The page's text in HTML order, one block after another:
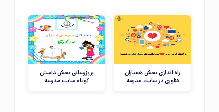
راه اندازی بخش همیاران
فناوری در سایت مدرسه
بروزرسانی بخش داستان
کوتاه سایت مدرسه